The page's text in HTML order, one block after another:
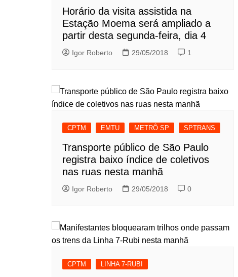
Horário da visita assistida na
Estação Moema será ampliado a
partir desta segunda-feira, dia 4
Igor Roberto 29/05/2018 1
CPTM EMTU METRÔ SP SPTRANS
Transporte público de São Paulo
registra baixo índice de coletivos
nas ruas nesta manhã
Igor Roberto 29/05/2018 0
CPTM LINHA 7-RUBI